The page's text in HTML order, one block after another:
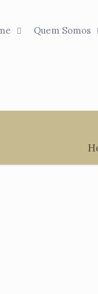
Quem Somos